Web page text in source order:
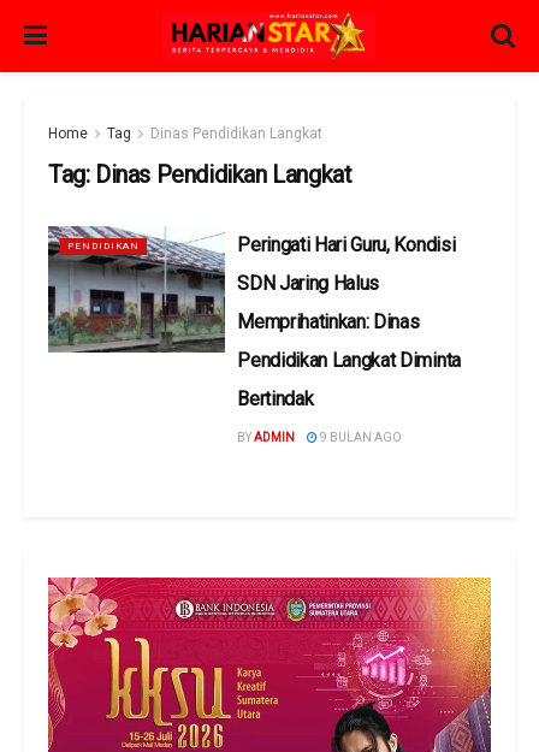
Home Tag Dinas Pendidikan Langkat
Tag: Dinas Pendidikan Langkat
PENDIDIKAN
Peringati Hari Guru, Kondisi
SDN Jaring Halus
Memprihatinkan: Dinas
Pendidikan Langkat Diminta
Bertindak
BYADMIN 9 BULAN AGO